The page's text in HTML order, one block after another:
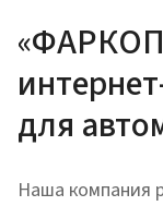
для
Наша компания